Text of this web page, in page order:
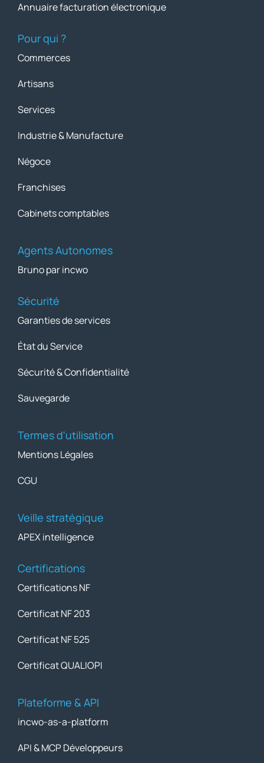
Annuaire facturation électronique
Pour qui ?
Commerces
Artisans
Services
Industrie & Manufacture
Négoce
Franchises
Cabinets comptables
Agents Autonomes
Bruno par incwo
Sécurité
Garanties de services
État du Service
Sécurité & Confidentialité
Sauvegarde
Termes d'utilisation
Mentions Légales
CGU
Veille stratégique
APEX intelligence
Certifications
Certifications NF
Certificat NF 203
Certificat NF 525
Certificat QUALIOPI
Plateforme & API
incwo-as-a-platform
API & MCP Développeurs